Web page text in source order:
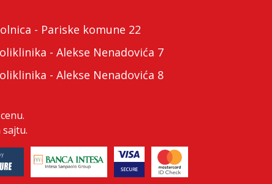
- Pariske komune 22
- Alekse Nenadovića 7
- Alekse Nenadovića 8